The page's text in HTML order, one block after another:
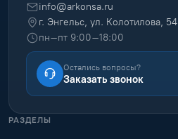
info@arkonsa.ru
г. Энгельс, ул. Колотилова, 54
пн–пт 9:00–18:00
Остались вопросы?
Заказать звонок
РАЗДЕЛЫ